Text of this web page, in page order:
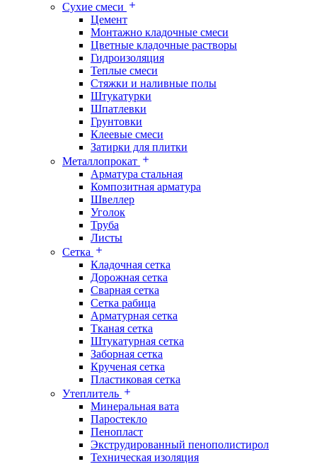
Сухие смеси
Цемент
Монтажно кладочные смеси
Цветные кладочные растворы
Гидроизоляция
Теплые смеси
Стяжки и наливные полы
Штукатурки
Шпатлевки
Грунтовки
Клеевые смеси
Затирки для плитки
Металлопрокат
Арматура стальная
Композитная арматура
Швеллер
Уголок
Труба
Листы
Сетка
Кладочная сетка
Дорожная сетка
Сварная сетка
Сетка рабица
Арматурная сетка
Тканая сетка
Штукатурная сетка
Заборная сетка
Крученая сетка
Пластиковая сетка
Утеплитель
Минеральная вата
Паростекло
Пенопласт
Экструдированный пенополистирол
Техническая изоляция